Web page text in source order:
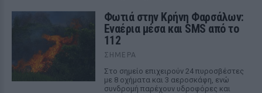
Φωτιά στην Κρήνη Φαρσάλων:
Εναέρια μέσα και SMS από το
112
ΣΉΜΕΡΑ
Στο σημείο επιχειρούν 24 πυροσβέστες
με 8 οχήματα και 3 αεροσκάφη, ενώ
συνδρομή παρέχουν υδροφόρες και